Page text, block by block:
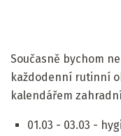
Současně bychom
každodenní rutinní
kalendářem
01.03 - 03.03 -